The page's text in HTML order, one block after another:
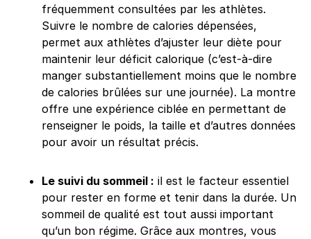
fréquemment consultées par les athlètes.
Suivre le nombre de calories dépensées,
permet aux athlètes d’ajuster leur diète pour
maintenir leur déficit calorique (c’est-à-dire
manger substantiellement moins que le nombre
de calories brûlées sur une journée). La montre
offre une expérience ciblée en permettant de
renseigner le poids, la taille et d’autres données
pour avoir un résultat précis.
Le suivi du sommeil : il est le facteur essentiel
pour rester en forme et tenir dans la durée. Un
sommeil de qualité est tout aussi important
qu’un bon régime. Grâce aux montres, vous